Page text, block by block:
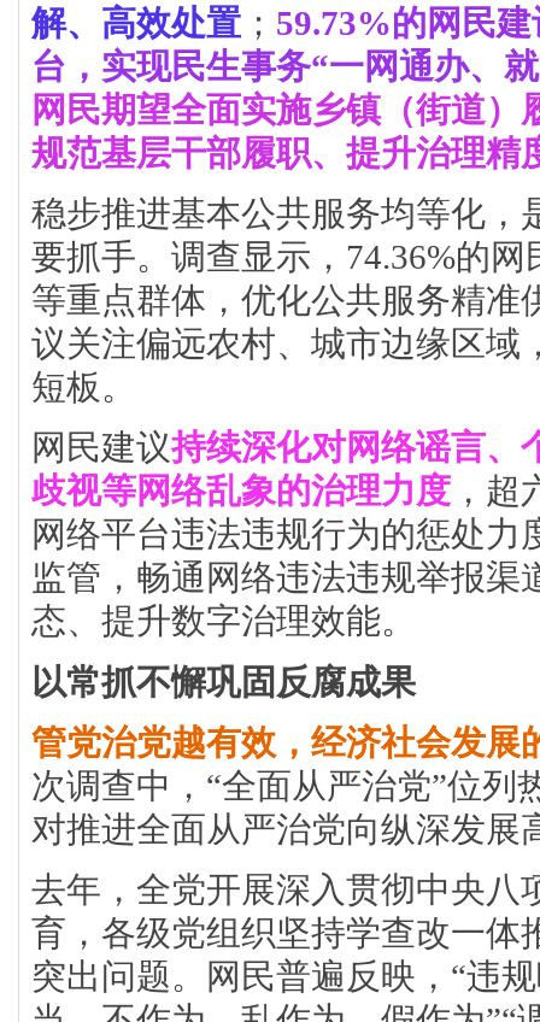
解、高效处置 ； 59.73%的网民
台，实现民生事务“一网通办、
网民期望全面实施乡镇（街道）
规范基层干部履职、提升治理精
稳步推进基本公共服务均等化，
要抓手。调查显示，74.36%的
等重点群体，优化公共服务精准
议关注偏远农村、城市边缘区域
短板。
网民建议持续深化对网络谣言、
歧视等网络乱象的治理力度 ，
网络平台违法违规行为的惩处力
监管，畅通网络违法违规举报渠
态、提升数字治理效能。
以常抓不懈巩固反腐成果
管党治党越有效，经济社会发展
次调查中，“全面从严治党”位列
对推进全面从严治党向纵深发展
去年，全党开展深入贯彻中央八
育，各级党组织坚持学查改一体
突出问题。网民普遍反映，“违